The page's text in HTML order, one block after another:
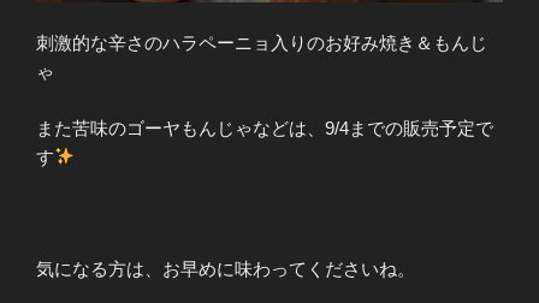
刺激的な辛さのハラペーニョ入りのお好み焼き＆もんじ
ゃ
また苦味のゴーヤもんじゃなどは、9/4までの販売予定で
す
気になる方は、お早めに味わってくださいね。